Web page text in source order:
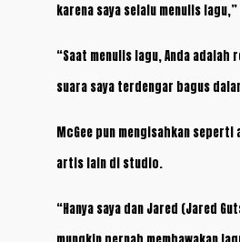
karena saya selalu menulis
“Saat menulis lagu, Anda
suara saya terdengar bagus
McGee pun mengisahkan
artis lain di studio.
“Hanya saya dan Jared (Jared